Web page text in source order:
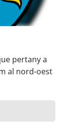
pertany a
al nord-oest